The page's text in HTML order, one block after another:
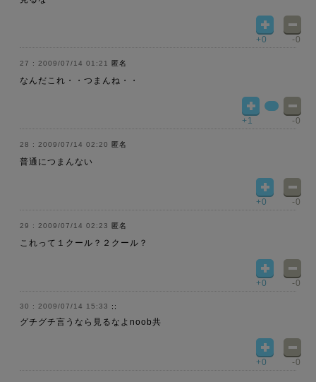
+0 -0
2009/07/14 01:21 匿名
なんだこれ・・つまんね・・
+1 -0
2009/07/14 02:20 匿名
普通につまんない
+0 -0
2009/07/14 02:23 匿名
これって１クール？２クール？
+0 -0
2009/07/14 15:33 ;;
グチグチ言うなら見るなよnoob共
+0 -0